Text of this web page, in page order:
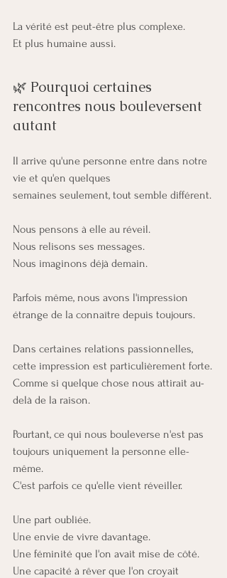
La vérité est peut-être plus complexe.
Et plus humaine aussi.
🌿 Pourquoi certaines
rencontres nous bouleversent
autant
Il arrive qu'une personne entre dans notre
vie et qu'en quelques
semaines seulement, tout semble différent.
Nous pensons à elle au réveil.
Nous relisons ses messages.
Nous imaginons déjà demain.
Parfois même, nous avons l'impression
étrange de la connaître depuis toujours.
Dans certaines relations passionnelles,
cette impression est particulièrement forte.
Comme si quelque chose nous attirait au-
delà de la raison.
Pourtant, ce qui nous bouleverse n'est pas
toujours uniquement la personne elle-
même.
C'est parfois ce qu'elle vient réveiller.
Une part oubliée.
Une envie de vivre davantage.
Une féminité que l'on avait mise de côté.
Une capacité à rêver que l'on croyait